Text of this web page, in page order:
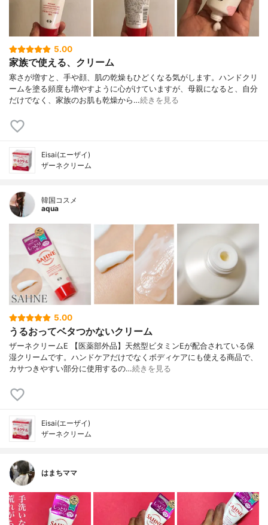
5.00
家族で使える、クリーム
寒さが増すと、手や顔、肌の乾燥もひどくなる気がします。ハンドクリ
ームを塗る頻度も増やすように心がけていますが、母親になると、自分
だけでなく、家族のお肌も乾燥から…続きを見る
Eisai(エーザイ)
ザーネクリーム
韓国コスメ
aqua
5.00
うるおってベタつかないクリーム
ザーネクリームE 【医薬部外品】天然型ビタミンEが配合されている保
湿クリームです。ハンドケアだけでなくボディケアにも使える商品で、
カサつきやすい部分に使用するの…続きを見る
Eisai(エーザイ)
ザーネクリーム
はまちママ